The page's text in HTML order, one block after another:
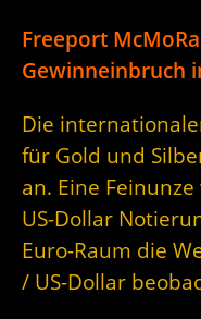
Freeport
Gewinneinbruch
Die
für Gold und
an. Eine
US-Dollar
Euro-Raum die
/ US-Dollar